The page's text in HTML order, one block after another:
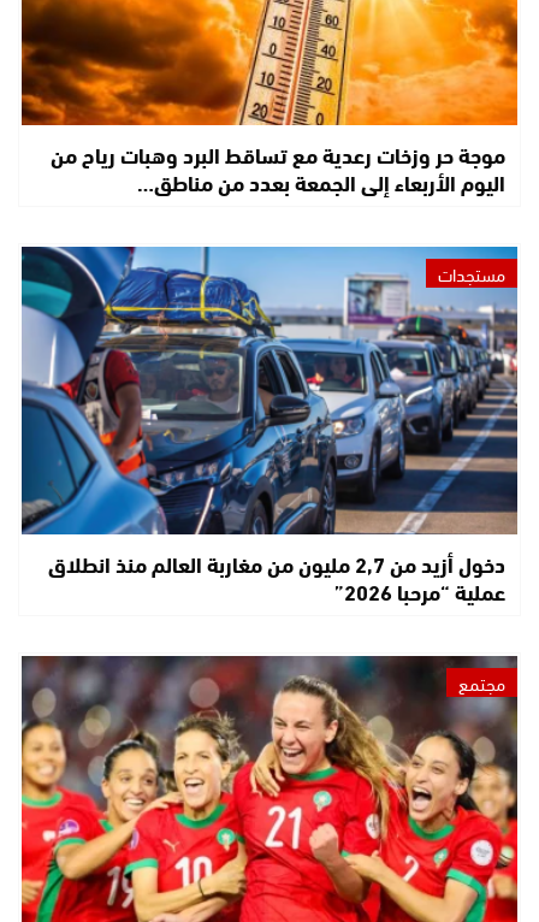
موجة حر وزخات رعدية مع تساقط البرد وهبات رياح من
اليوم الأربعاء إلى الجمعة بعدد من مناطق…
مستجدات
دخول أزيد من 2,7 مليون من مغاربة العالم منذ انطلاق
عملية “مرحبا 2026”
مجتمع